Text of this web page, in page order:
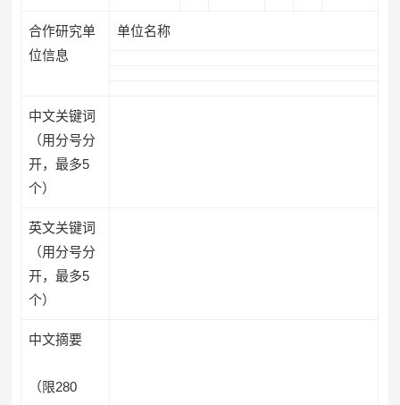
合作研究单
位信息
单位名称
中文关键词
（用分号分
开，最多5
个）
英文关键词
（用分号分
开，最多5
个）
中文摘要
（限280